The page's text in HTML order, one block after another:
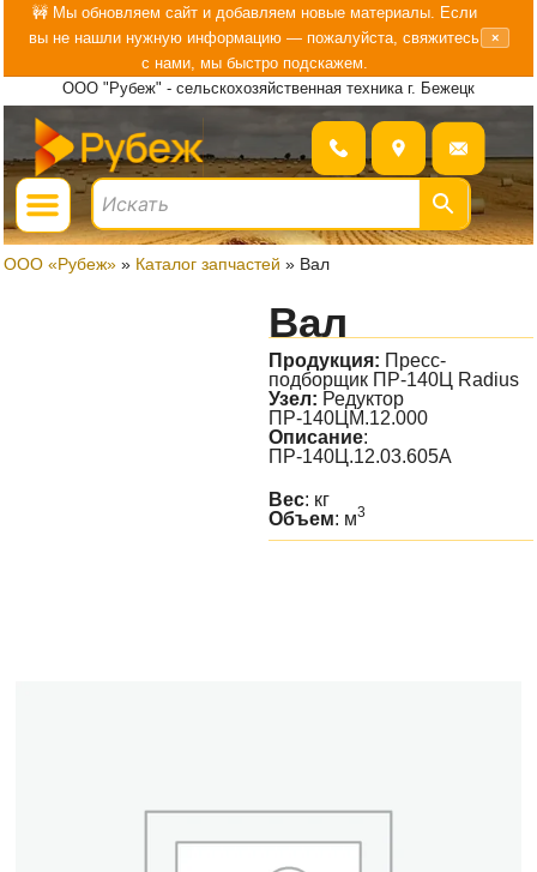
Перейти
содержимому
🚧 Мы обновляем сайт и добавляем новые материалы. Если
вы не нашли нужную информацию — пожалуйста, свяжитесь
с нами, мы быстро подскажем.
×
ООО "Рубеж" - сельскохозяйственная техника г. Бежецк
Menu
ООО «Рубеж» » Каталог запчастей » Вал
Вал
Продукция: Пресс-
подборщик ПР-140Ц Radius
Узел: Редуктор
ПР-140ЦМ.12.000
Описание:
ПР-140Ц.12.03.605А
Вес: кг
Объем: м3